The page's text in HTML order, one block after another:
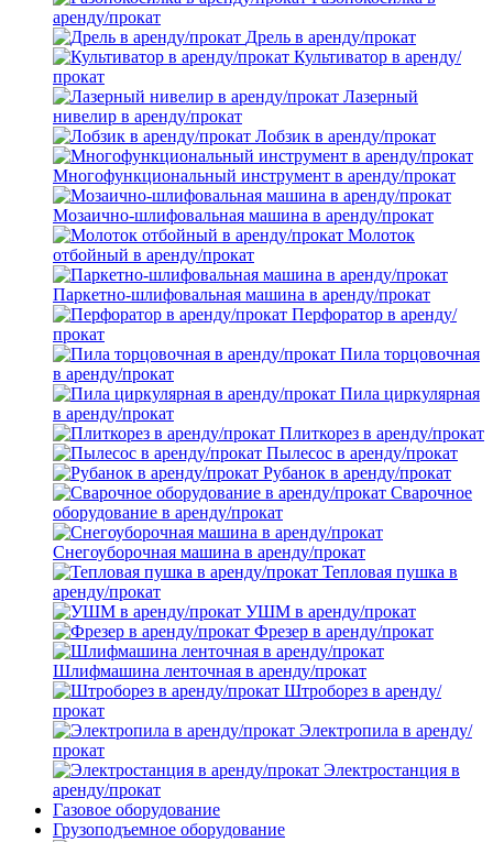
аренду/прокат
Дрель в аренду/прокат
Культиватор в аренду/
прокат
Лазерный
нивелир в аренду/прокат
Лобзик в аренду/прокат
Многофункциональный инструмент в аренду/прокат
Мозаично-шлифовальная машина в аренду/прокат
Молоток
отбойный в аренду/прокат
Паркетно-шлифовальная машина в аренду/прокат
Перфоратор в аренду/
прокат
Пила торцовочная
в аренду/прокат
Пила циркулярная
в аренду/прокат
Плиткорез в аренду/прокат
Пылесос в аренду/прокат
Рубанок в аренду/прокат
Сварочное
оборудование в аренду/прокат
Снегоуборочная машина в аренду/прокат
Тепловая пушка в
аренду/прокат
УШМ в аренду/прокат
Фрезер в аренду/прокат
Шлифмашина ленточная в аренду/прокат
Штроборез в аренду/
прокат
Электропила в аренду/
прокат
Электростанция в
аренду/прокат
Газовое оборудование
Грузоподъемное оборудование